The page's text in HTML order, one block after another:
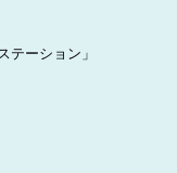
ーション」